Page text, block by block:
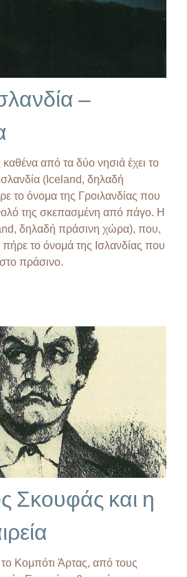
–
από τα δύο νησιά έχει το
(Iceland, δηλαδή
το όνομα της Γροιλανδίας που
της σκεπασμένη από πάγο. Η
δηλαδή πράσινη χώρα), που,
το όνομά της Ισλανδίας που
πράσινο.
Σκουφάς και η
Κομπότι Άρτας, από τους